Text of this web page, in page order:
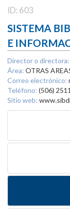
ID: 603
SISTEMA
E
Director o directora:
Área: OTRAS
Correo electrónico:
Teléfono: (506)
Sitio web: